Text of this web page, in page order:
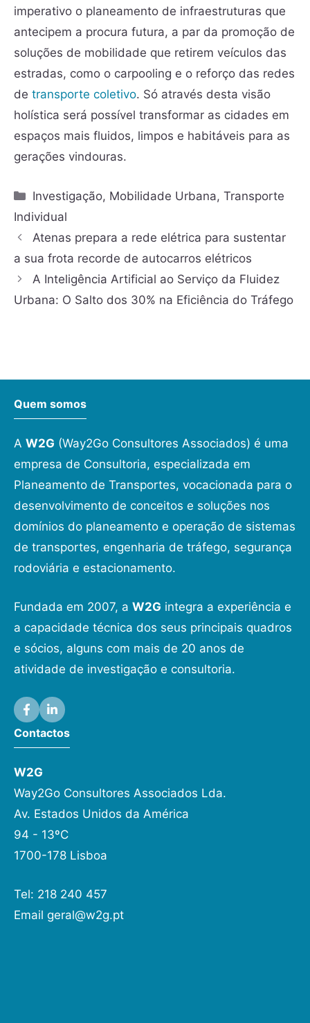
imperativo o planeamento de infraestruturas que
antecipem a procura futura, a par da promoção de
soluções de mobilidade que retirem veículos das
estradas, como o carpooling e o reforço das redes
de transporte coletivo. Só através desta visão
holística será possível transformar as cidades em
espaços mais fluidos, limpos e habitáveis para as
gerações vindouras.
Investigação, Mobilidade Urbana,Transporte
Individual
Atenas prepara a rede elétrica para sustentar
a sua frota recorde de autocarros elétricos
A Inteligência Artificial ao Serviço da Fluidez
Urbana: O Salto dos 30% na Eficiência do Tráfego
Quem somos
A W2G (Way2Go Consultores Associados) é uma
empresa de Consultoria, especializada em
Planeamento de Transportes, vocacionada para o
desenvolvimento de conceitos e soluções nos
domínios do planeamento e operação de sistemas
de transportes, engenharia de tráfego, segurança
rodoviária e estacionamento.
Fundada em 2007, a W2G integra a experiência e
a capacidade técnica dos seus principais quadros
e sócios, alguns com mais de 20 anos de
atividade de investigação e consultoria.
Contactos
W2G
Way2Go Consultores Associados Lda.
Av. Estados Unidos da América
94 - 13ºC
1700-178 Lisboa
Tel: 218 240 457
Email geral@w2g.pt